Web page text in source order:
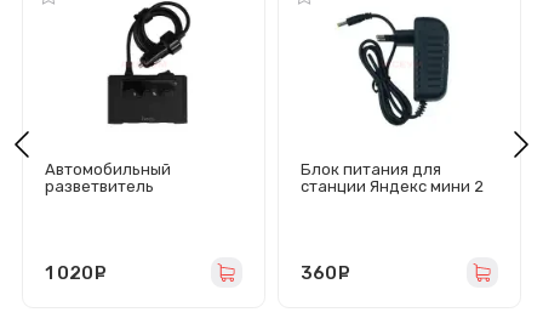
Автомобильный
разветвитель
1 020
Блок питания для
станции Яндекс мини 2
360